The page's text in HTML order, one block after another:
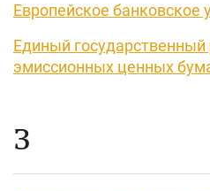
Европейское банковское
Единый государственный
эмиссионных ценных
З